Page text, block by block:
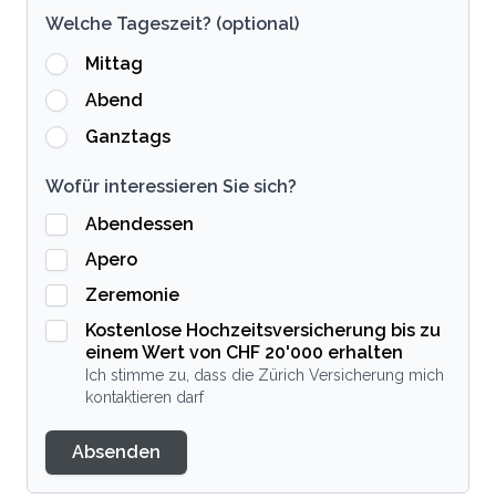
Welche Tageszeit? (optional)
Mittag
Abend
Ganztags
Wofür interessieren Sie sich?
Abendessen
Apero
Zeremonie
Kostenlose Hochzeitsversicherung bis zu
einem Wert von CHF 20'000 erhalten
Ich stimme zu, dass die Zürich Versicherung mich
kontaktieren darf
Absenden